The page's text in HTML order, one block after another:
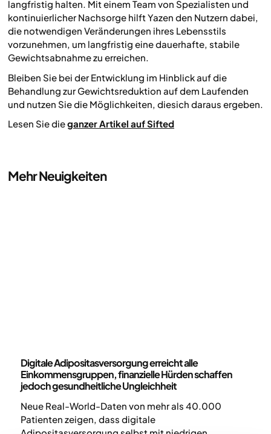
langfristig halten. Mit einem Team von Spezialisten und
kontinuierlicher Nachsorge hilft Yazen den Nutzern dabei,
die notwendigen Veränderungen ihres Lebensstils
vorzunehmen, um langfristig eine dauerhafte, stabile
Gewichtsabnahme zu erreichen.
Bleiben Sie bei der Entwicklung im Hinblick auf die
Behandlung zur Gewichtsreduktion auf dem Laufenden
und nutzen Sie die Möglichkeiten, diesich daraus ergeben.
Lesen Sie dieganzer Artikel auf Sifted
Mehr Neuigkeiten
Digitale Adipositasversorgung erreicht alle
Einkommensgruppen, finanzielle Hürden schaffen
jedoch gesundheitliche Ungleichheit
Neue Real-World-Daten von mehr als 40.000
Patienten zeigen, dass digitale